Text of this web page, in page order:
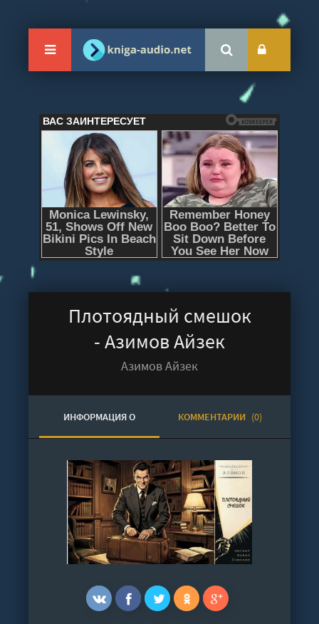
Плотоядный смешок
- Азимов Айзек
Азимов Айзек
ИНФОРМАЦИЯ О
АУДИОКНИГЕ
КОММЕНТАРИИ (0)